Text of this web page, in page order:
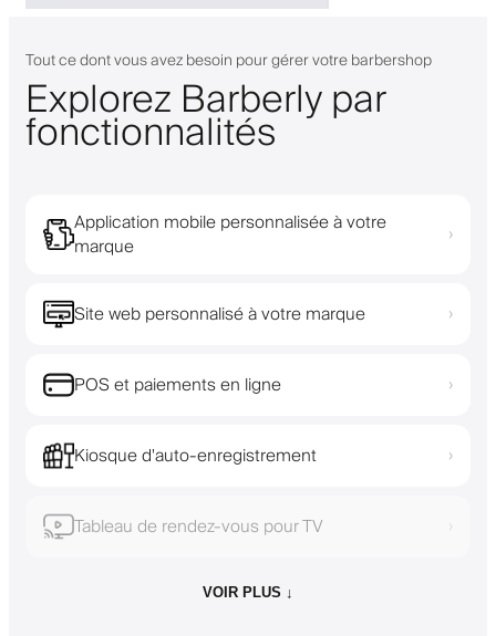
Tout ce dont vous avez besoin pour gérer votre barbershop
Explorez Barberly par
fonctionnalités
Application mobile personnalisée à votre
marque
›
Site web personnalisé à votre marque ›
POS et paiements en ligne ›
Kiosque d'auto-enregistrement ›
Tableau de rendez-vous pour TV ›
VOIR PLUS ↓